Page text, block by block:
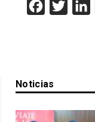
Facebook
Twitter
Noticias